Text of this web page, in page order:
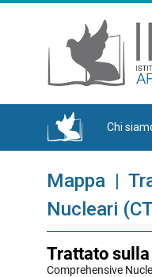
Chi
Mappa |
Nucleari